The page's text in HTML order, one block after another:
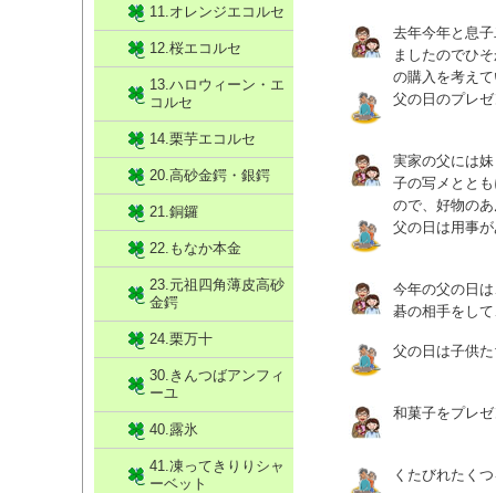
去年今年と息
ましたのでひ
の購入を考え
父の日のプレ
実家の父には
子の写メとと
ので、好物の
父の日は用事
今年の父の日
碁の相手をし
父の日は子供
和菓子をプレ
くたびれたく
11.オレンジエコルセ
12.桜エコルセ
13.ハロウィーン・エ
コルセ
14.栗芋エコルセ
20.高砂金鍔・銀鍔
21.銅鑼
22.もなか本金
23.元祖四角薄皮高砂
金鍔
24.栗万十
30.きんつばアンフィ
ーユ
40.露氷
41.凍ってきりりシャ
ーベット